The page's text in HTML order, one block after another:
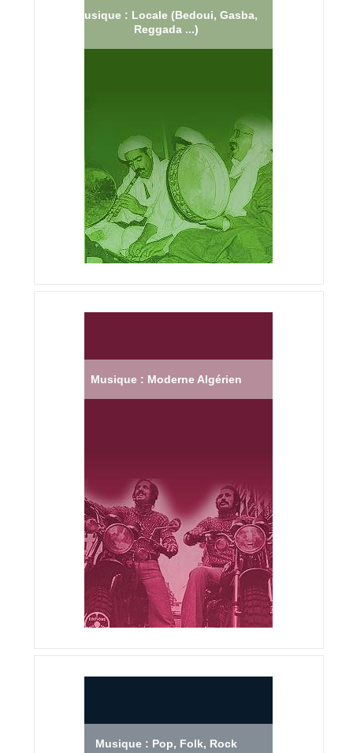
Musique : Locale (Bedoui, Gasba,
Reggada ...)
Musique : Moderne Algérien
Musique : Pop, Folk, Rock